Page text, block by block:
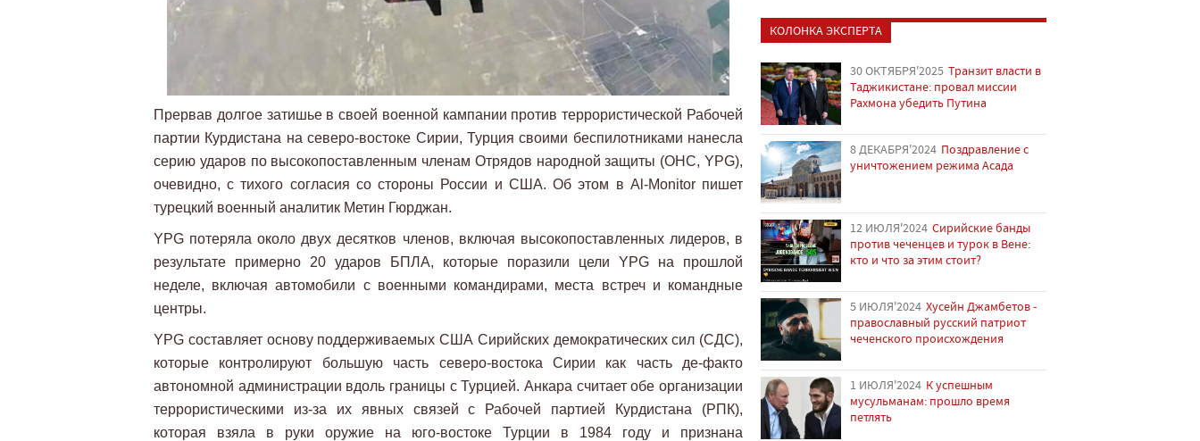
Прервав долгое затишье в своей военной кампании против террористической Рабочей
партии Курдистана на северо-востоке Сирии, Турция своими беспилотниками нанесла
серию ударов по высокопоставленным членам Отрядов народной защиты (ОНС, YPG),
очевидно, с тихого согласия со стороны России и США. Об этом в Al-Monitor пишет
турецкий военный аналитик Метин Гюрджан.
YPG потеряла около двух десятков членов, включая высокопоставленных лидеров, в
результате примерно 20 ударов БПЛА, которые поразили цели YPG на прошлой
неделе, включая автомобили с военными командирами, места встреч и командные
центры.
YPG составляет основу поддерживаемых США Сирийских демократических сил (СДС),
которые контролируют большую часть северо-востока Сирии как часть де-факто
автономной администрации вдоль границы с Турцией. Анкара считает обе организации
террористическими из-за их явных связей с Рабочей партией Курдистана (РПК),
которая взяла в руки оружие на юго-востоке Турции в 1984 году и признана
КОЛОНКА ЭКСПЕРТА
30 ОКТЯБРЯ'2025 Транзит власти в
Таджикистане: провал миссии
Рахмона убедить Путина
8 ДЕКАБРЯ'2024 Поздравление с
уничтожением режима Асада
12 ИЮЛЯ'2024 Сирийские банды
против чеченцев и турок в Вене:
кто и что за этим стоит?
5 ИЮЛЯ'2024 Хусейн Джамбетов -
православный русский патриот
чеченского происхождения
1 ИЮЛЯ'2024 К успешным
мусульманам: прошло время
петлять